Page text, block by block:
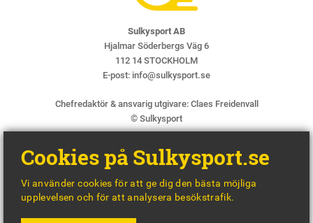
Sulkysport AB
Hjalmar Söderbergs Väg 6
112 14 STOCKHOLM
E-post: info@sulkysport.se
Chefredaktör & ansvarig utgivare: Claes Freidenvall
© Sulkysport
BY
Cookies på Sulkysport.se
Vi använder cookies för att ge dig den bästa möjliga
upplevelsen och för att analysera besökstrafik.